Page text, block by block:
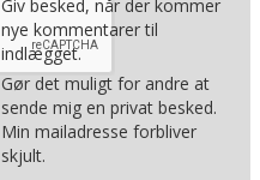
Giv besked, når der kommer
nye kommentarer til
indlægget.
Gør det muligt for andre at
sende mig en privat besked.
Min mailadresse forbliver
skjult.